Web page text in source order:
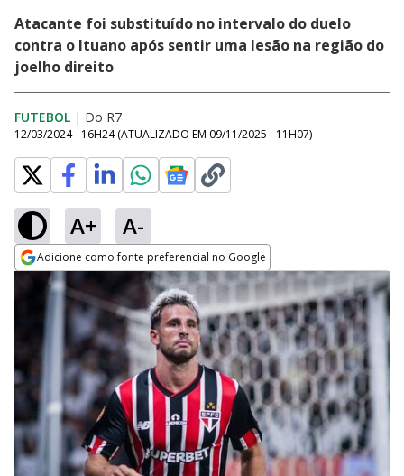
Atacante foi substituído no intervalo do duelo
contra o Ituano após sentir uma lesão na região do
joelho direito
FUTEBOL | Do R7
12/03/2024 - 16H24 (ATUALIZADO EM 09/11/2025 - 11H07)
A+ A-
Adicione como fonte preferencial no Google
Opens in new window